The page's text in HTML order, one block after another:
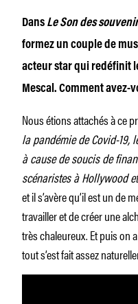
Dans Le Son des
formez un couple de
acteur star qui redéfinit
Mescal. Comment avez-
Nous étions attachés à ce
la pandémie de Covid-19,
à cause de soucis de
scénaristes à Hollywood
et il s’avère qu’il est un de
travailler et de créer une
très chaleureux. Et puis on
tout s’est fait assez